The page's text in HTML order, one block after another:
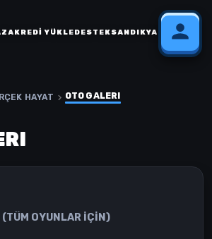
KREDI YÜKLEDESTEKSANDIKYARDIM
HAYAT OTO GALERI
OYUNLAR İÇİN)